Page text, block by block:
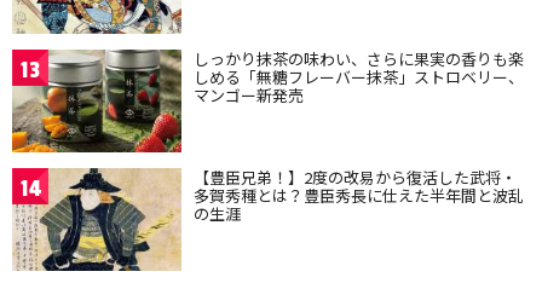
13 しっかり抹茶の味わい、さらに果実の香りも楽
しめる「無糖フレーバー抹茶」ストロベリー、
マンゴー新発売
14 【豊臣兄弟！】2度の改易から復活した武将・
多賀秀種とは？豊臣秀長に仕えた半年間と波乱
の生涯